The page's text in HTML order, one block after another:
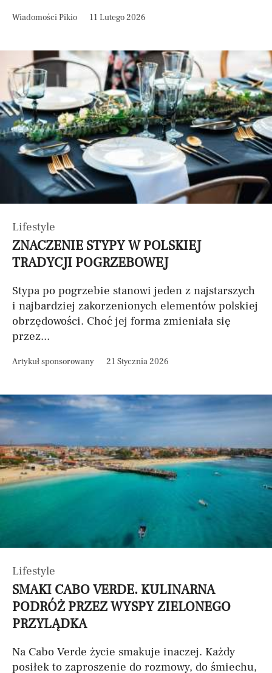
Wiadomości Pikio 11 Lutego 2026
Lifestyle
ZNACZENIE STYPY W POLSKIEJ
TRADYCJI POGRZEBOWEJ
Stypa po pogrzebie stanowi jeden z najstarszych
i najbardziej zakorzenionych elementów polskiej
obrzędowości. Choć jej forma zmieniała się
przez...
Artykuł sponsorowany 21 Stycznia 2026
Lifestyle
SMAKI CABO VERDE. KULINARNA
PODRÓŻ PRZEZ WYSPY ZIELONEGO
PRZYLĄDKA
Na Cabo Verde życie smakuje inaczej. Każdy
posiłek to zaproszenie do rozmowy, do śmiechu,